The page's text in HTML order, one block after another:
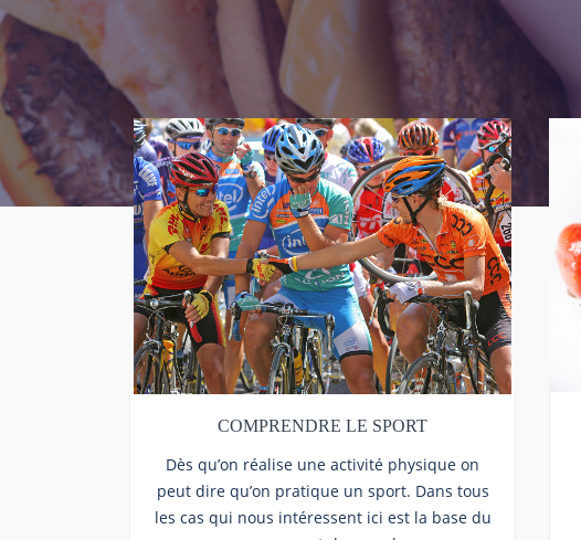
COMPRENDRE LE SPORT
Dès qu’on réalise une activité physique on
peut dire qu’on pratique un sport. Dans tous
les cas qui nous intéressent ici est la base du